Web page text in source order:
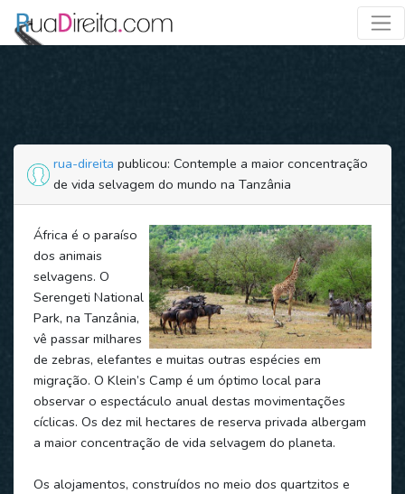
rua-direita publicou: Contemple a maior concentração
de vida selvagem do mundo na Tanzânia
África é o paraíso
dos animais
selvagens. O
Serengeti National
Park, na Tanzânia,
vê passar milhares
de zebras, elefantes e muitas outras espécies em
migração. O Klein’s Camp é um óptimo local para
observar o espectáculo anual destas movimentações
cíclicas. Os dez mil hectares de reserva privada albergam
a maior concentração de vida selvagem do planeta.
Os alojamentos, construídos no meio dos quartzitos e